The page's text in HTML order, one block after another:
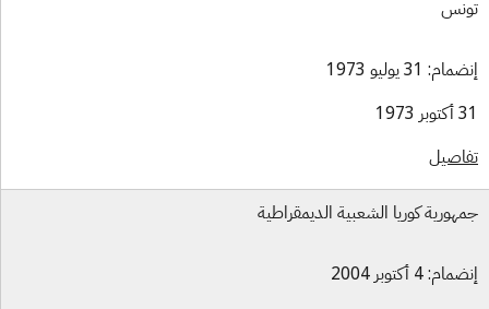
31 يوليو 1973
كوريا الشعبية الديمقراطية
4 أكتوبر 2004